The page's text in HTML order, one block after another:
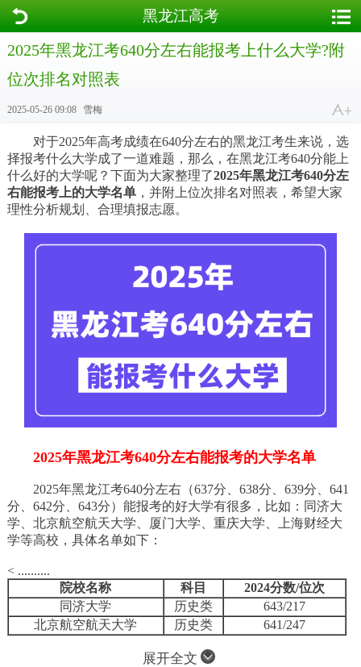
黑龙江高考
2025年黑龙江考640分左右能报考上什么大学?附
位次排名对照表
2025-05-26 09:08 雪梅
对于2025年高考成绩在640分左右的黑龙江考生来说，选
择报考什么大学成了一道难题，那么，在黑龙江考640分能上
什么好的大学呢？下面为大家整理了2025年黑龙江考640分左
右能报考上的大学名单，并附上位次排名对照表，希望大家
理性分析规划、合理填报志愿。
2025年黑龙江考640分左右能报考的大学名单
2025年黑龙江考640分左右（637分、638分、639分、641
分、642分、643分）能报考的好大学有很多，比如：同济大
学、北京航空航天大学、厦门大学、重庆大学、上海财经大
学等高校，具体名单如下：
< ..........
院校名称
科目
2024分数/位次
同济大学
历史类
643/217
北京航空航天大学
历史类 641/247
展开全文